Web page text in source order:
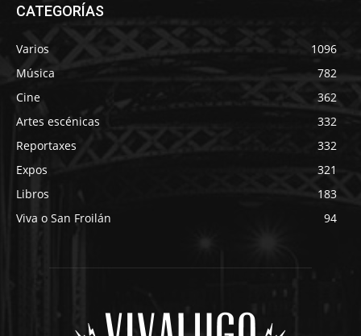
CATEGORÍAS
Varios
1096
Música
782
Cine
362
Artes escénicas
332
Reportaxes
332
Expos
321
Libros
183
Viva o San Froilán
94